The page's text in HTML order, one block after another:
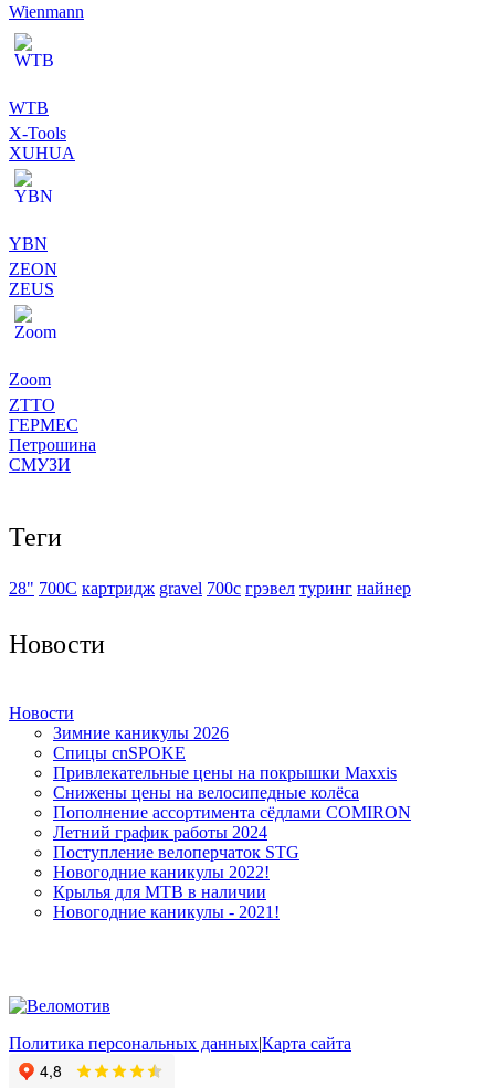
Wienmann
WTB
X-Tools
XUHUA
YBN
ZEON
ZEUS
Zoom
ZTTO
ГЕРМЕС
Петрошина
СМУЗИ
Теги
28" 700С картридж gravel 700c грэвел туринг найнер
Новости
Новости
Зимние каникулы 2026
Спицы cnSPOKE
Привлекательные цены на покрышки Maxxis
Снижены цены на велосипедные колёса
Пополнение ассортимента сёдлами COMIRON
Летний график работы 2024
Поступление велоперчаток STG
Новогодние каникулы 2022!
Крылья для MTB в наличии
Новогодние каникулы - 2021!
Политика персональных данных|Карта сайта